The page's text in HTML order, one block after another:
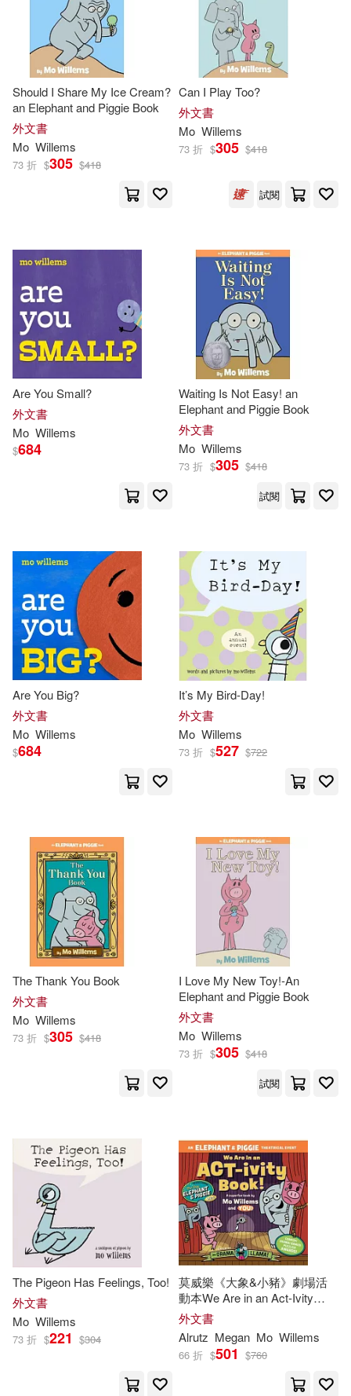
Should I Share My Ice Cream?
an Elephant and Piggie Book
外文書
Mo Willems
73 折 $305 $418
Can I Play Too?
外文書
Mo Willems
73 折 $305 $418
試閱
Are You Small?
外文書
Mo Willems
$684
Waiting Is Not Easy! an
Elephant and Piggie Book
外文書
Mo Willems
73 折 $305 $418
試閱
Are You Big?
外文書
Mo Willems
$684
It’s My Bird-Day!
外文書
Mo Willems
73 折 $527 $722
The Thank You Book
外文書
Mo Willems
73 折 $305 $418
I Love My New Toy!-An
Elephant and Piggie Book
外文書
Mo Willems
73 折 $305 $418
試閱
The Pigeon Has Feelings, Too!
外文書
Mo Willems
73 折 $221 $304
莫威樂《大象&小豬》劇場活
動本We Are in an Act-Ivity
Book!: An Elephant & Piggie
Theatrical Event
外文書
Alrutz Megan Mo Willems
66 折 $501 $760